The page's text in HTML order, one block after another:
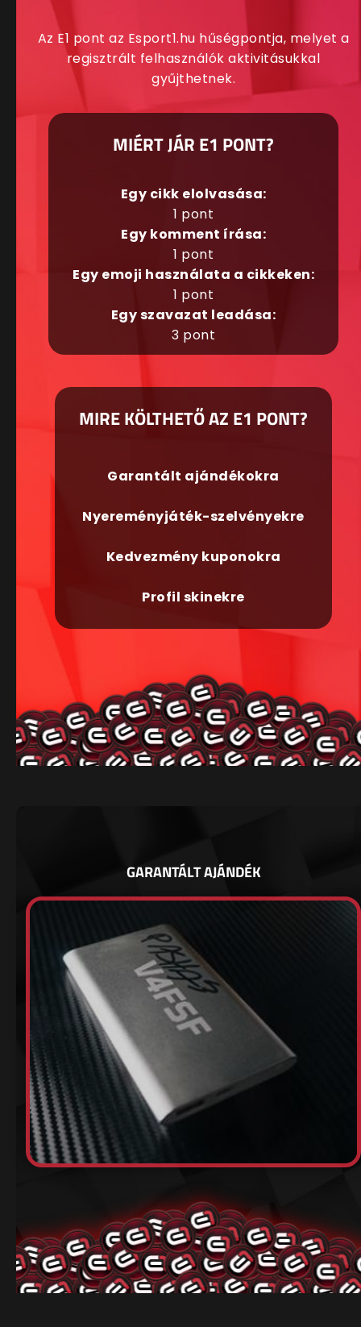
Az E1 pont az Esport1.hu hűségpontja, melyet a
regisztrált felhasználók aktivitásukkal
gyűjthetnek.
MIÉRT JÁR E1 PONT?
Egy cikk elolvasása:
1 pont
Egy komment írása:
1 pont
Egy emoji használata a cikkeken:
1 pont
Egy szavazat leadása:
3 pont
MIRE KÖLTHETŐ AZ E1 PONT?
Garantált ajándékokra
Nyereményjáték-szelvényekre
Kedvezmény kuponokra
Profil skinekre
GARANTÁLT AJÁNDÉK